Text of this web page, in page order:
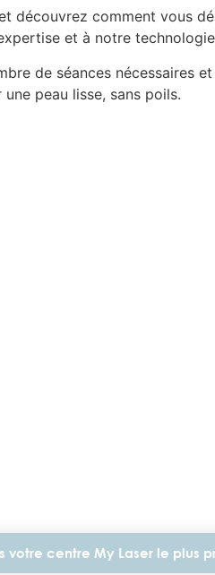
découvrez comment vous
et à notre
de séances nécessaires
peau lisse, sans poils.
votre centre My Laser le plus